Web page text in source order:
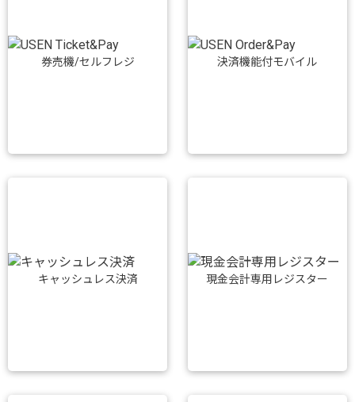
券売機/セルフレジ 決済機能付モバイル
キャッシュレス決済 現金会計専用レジスター